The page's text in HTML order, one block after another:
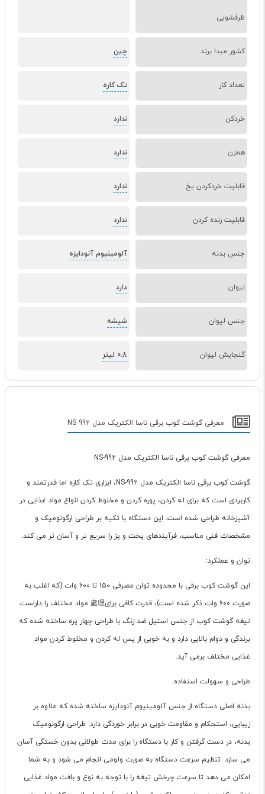
ظرفشویی
کشور مبدا برند چین
تعداد کار تک کاره
خردکن ندارد
همزن ندارد
قابلیت خردکردن یخ ندارد
قابلیت رنده کردن ندارد
جنس بدنه آلومینیوم آنودایزه
لیوان دارد
جنس لیوان شیشه
گنجایش لیوان 0.8 لیتر
معرفی گوشت کوب برقی ناسا الکتریک مدل NS 992
معرفی گوشت کوب برقی ناسا الکتریک مدل NS-992
گوشت کوب برقی ناسا الکتریک مدل NS-992، ابزاری تک کاره اما قدرتمند و
کاربردی است که برای له کردن، پوره کردن و مخلوط کردن انواع مواد غذایی در
آشپزخانه طراحی شده است. این دستگاه با تکیه بر طراحی ارگونومیک و
مشخصات فنی مناسب، فرآیندهای پخت و پز را سریع تر و آسان تر می کند.
توان و عملکرد:
این گوشت کوب برقی با محدوده توان مصرفی 150 تا 600 وات (که اغلب به
صورت 600 وات ذکر شده است)، قدرت کافی برای處理 مواد مختلف را داراست.
تیغه گوشت کوب از جنس استیل ضد زنگ با طراحی چهار پره ساخته شده که
برندگی و دوام بالایی دارد و به خوبی از پس له کردن و مخلوط کردن مواد
غذایی مختلف برمی آید.
طراحی و سهولت استفاده:
بدنه اصلی دستگاه از جنس آلومینیوم آنودایزه ساخته شده که علاوه بر
زیبایی، استحکام و مقاومت خوبی در برابر خوردگی دارد. طراحی ارگونومیک
بدنه، در دست گرفتن و کار با دستگاه را برای مدت طولانی بدون خستگی آسان
می سازد. تنظیم سرعت دستگاه به صورت ولومی انجام می شود و به شما
امکان می دهد تا سرعت چرخش تیغه را با توجه به نوع و بافت مواد غذایی